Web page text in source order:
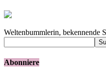
Weltenbummlerin, bekennende
Abonniere